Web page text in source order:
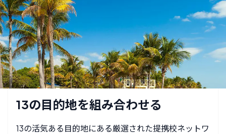
13の目的地を組み合わせる
13の活気ある目的地にある厳選された提携校ネットワ